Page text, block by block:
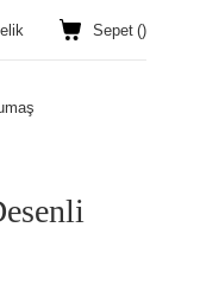
Sepet ()